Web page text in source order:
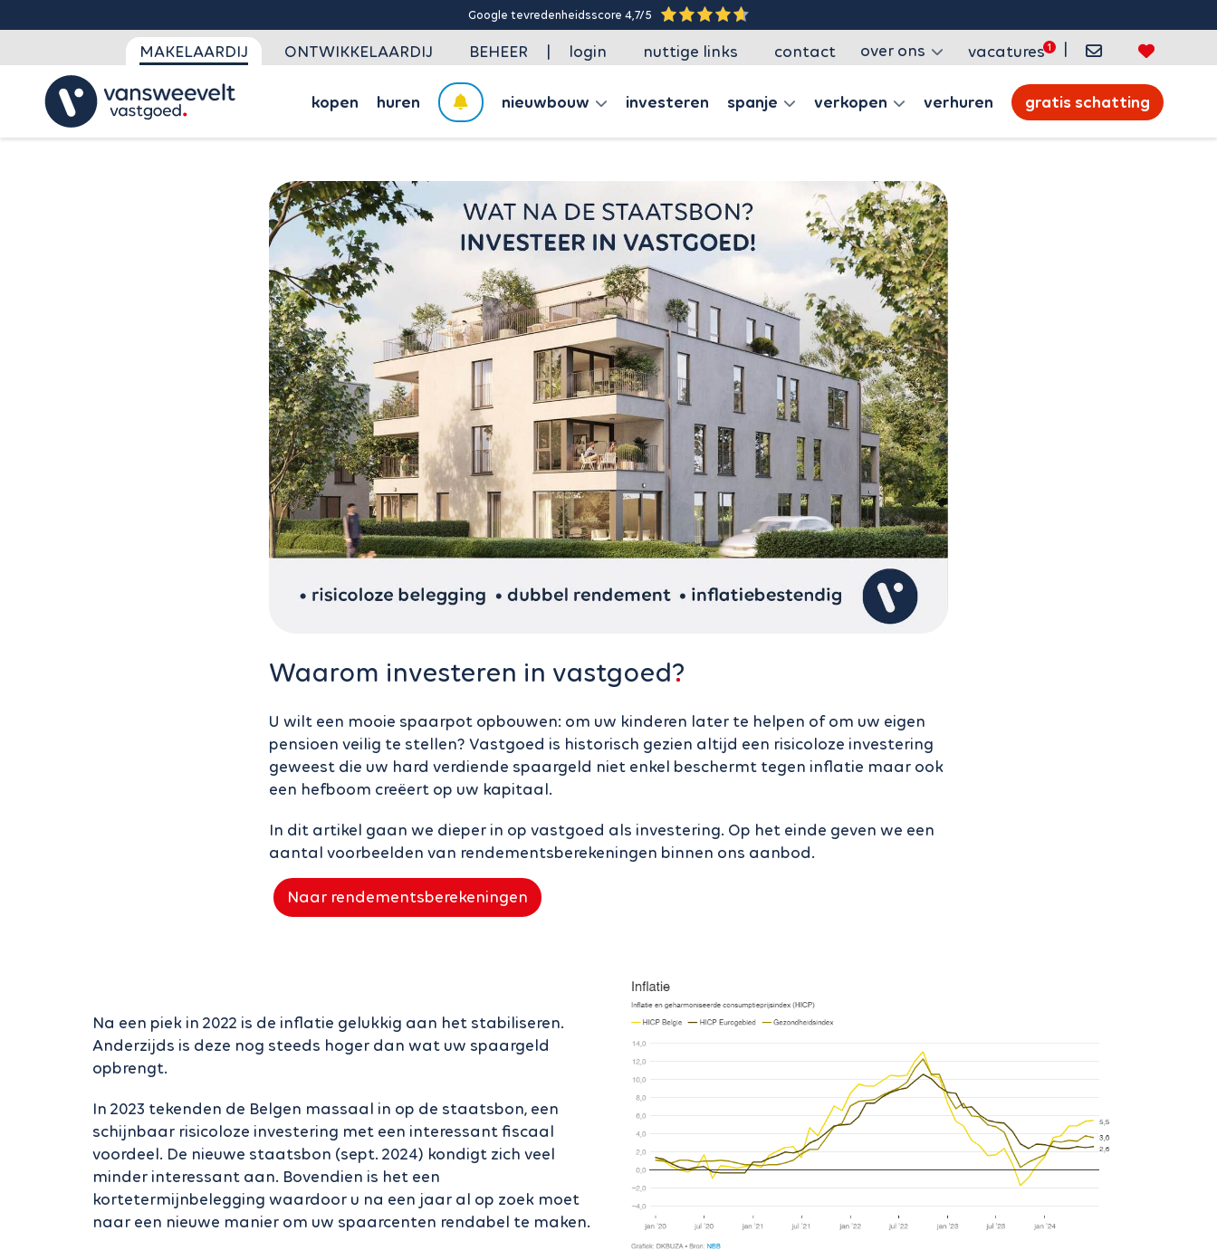
Google tevredenheidsscore 4,7/5
MAKELAARDIJ ONTWIKKELAARDIJ BEHEER | login nuttige links contact over ons vacatures |
kopen huren nieuwbouw investeren spanje verkopen verhuren gratis schatting
Waarom investeren in vastgoed?
U wilt een mooie spaarpot opbouwen: om uw kinderen later te helpen of om uw eigen
pensioen veilig te stellen? Vastgoed is historisch gezien altijd een risicoloze investering
geweest die uw hard verdiende spaargeld niet enkel beschermt tegen inflatie maar ook
een hefboom creëert op uw kapitaal.
In dit artikel gaan we dieper in op vastgoed als investering. Op het einde geven we een
aantal voorbeelden van rendementsberekeningen binnen ons aanbod.
Naar rendementsberekeningen
Na een piek in 2022 is de inflatie gelukkig aan het stabiliseren.
Anderzijds is deze nog steeds hoger dan wat uw spaargeld
opbrengt.
In 2023 tekenden de Belgen massaal in op de staatsbon, een
schijnbaar risicoloze investering met een interessant fiscaal
voordeel. De nieuwe staatsbon (sept. 2024) kondigt zich veel
minder interessant aan. Bovendien is het een
kortetermijnbelegging waardoor u na een jaar al op zoek moet
naar een nieuwe manier om uw spaarcenten rendabel te maken.